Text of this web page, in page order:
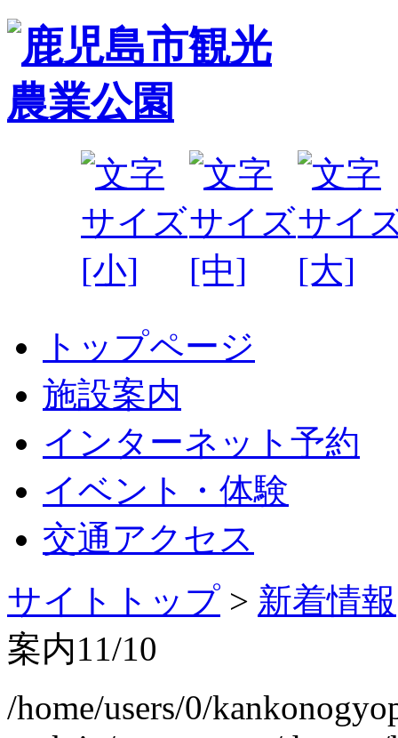
トップページ
施設案内
インターネット予約
イベント・体験
交通アクセス
サイトトップ > 新着情報
案内11/10
/home/users/0/